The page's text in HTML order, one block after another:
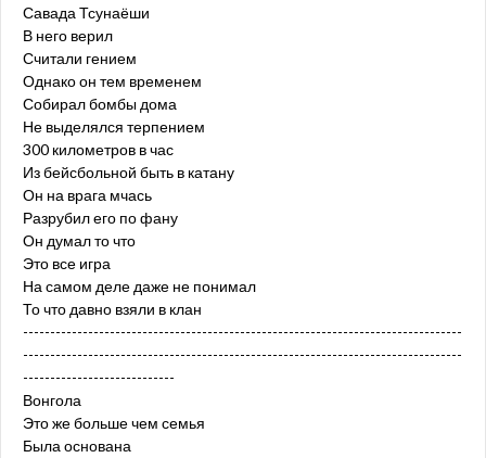
Савада Тсунаёши
В него верил
Считали гением
Однако он тем временем
Собирал бомбы дома
Не выделялся терпением
300 километров в час
Из бейсбольной быть в катану
Он на врага мчась
Разрубил его по фану
Он думал то что
Это все игра
На самом деле даже не понимал
То что давно взяли в клан
---------------------------------------------------------------------------------
---------------------------------------------------------------------------------
----------------------------
Вонгола
Это же больше чем семья
Была основана